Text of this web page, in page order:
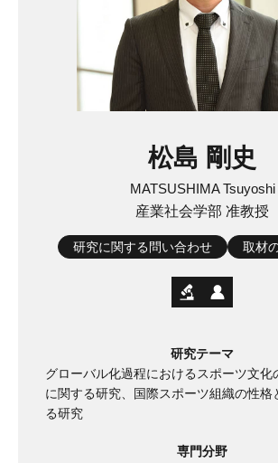
松島 剛史
MATSUSHIMA Tsuyoshi
産業社会学部 准教授
研究に関する問い合わせ 取材
研究テーマ
グローバル化過程におけるスポーツ文化
に関する研究、国際スポーツ組織の性格
る研究
専門分野